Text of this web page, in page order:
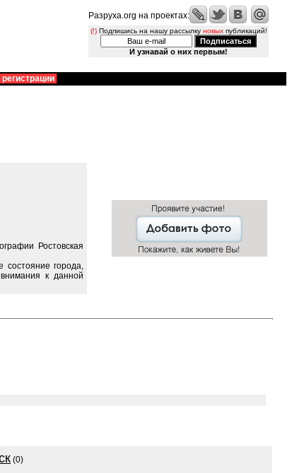
Разруха.org на проектах:
(!)Подпишись на нашу рассылку новыхпубликаций!
И узнавай о них первым!
Ростовская
города,
к данной
(0)